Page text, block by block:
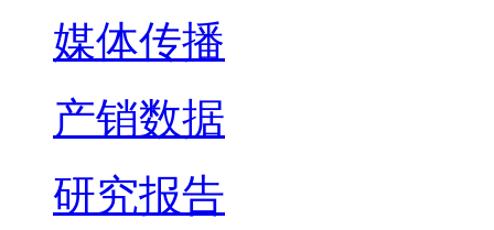
媒体传播
产销数据
研究报告